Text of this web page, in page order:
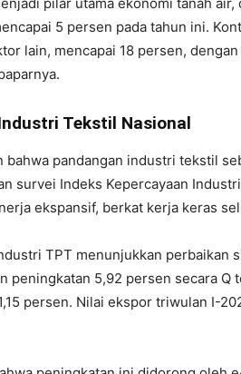
5 persen pada tahun ini.
lain, mencapai 18 persen,
Tekstil Nasional
bahwa pandangan industri tekstil
survei Indeks Kepercayaan
ekspansif, berkat kerja keras
TPT menunjukkan perbaikan
peningkatan 5,92 persen secara Q
persen. Nilai ekspor triwulan I-